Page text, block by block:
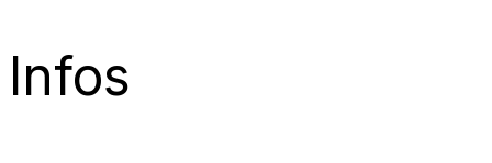
Infos